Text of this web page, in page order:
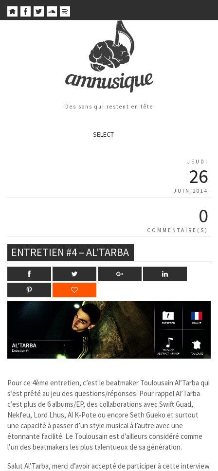
Des sons qui restent en tête
SELECT
JEUDI
26
JUIN 2014
0
COMMENTAIRE(S)
ENTRETIEN #4 – AL’TARBA
Pour ce 4ème entretien, c’est le beatmaker Toulousain Al’Tarba qui
s’est prêté au jeu des questions/réponses. Pour rappel Al’Tarba
c’est plus de 6 albums/EP, des collaborations avec Swift Guad,
Nekfeu, Lord Lhus, Al K-Pote ou encore Seth Gueko et surtout
une capacité à passer d’un style musical à l’autre avec une
étonnante facilité. Le Toulousain est d’ailleurs considéré comme
l’un des beatmakers les plus talentueux de sa génération.
Salut Al’Tarba, merci d’avoir accepté de participer à cette interview